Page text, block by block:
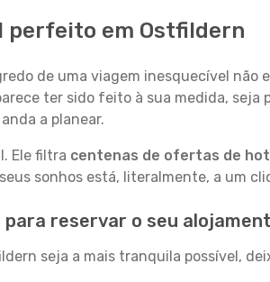
perfeito em Ostfildern
de uma viagem inesquecível
ter sido feito à sua medida,
a planear.
Ele filtra centenas de ofertas de
sonhos está, literalmente, a um
para reservar o seu
seja a mais tranquila possível,